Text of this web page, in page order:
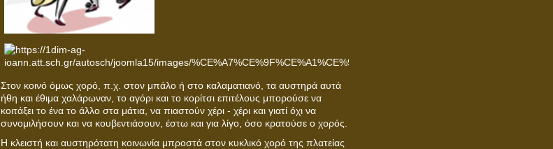
Στον κοινό όμως χορό, π.χ. στον μπάλο ή στο καλαματιανό, τα αυστηρά αυτά
ήθη και έθιμα χαλάρωναν, το αγόρι και το κορίτσι επιτέλους μπορούσε να
κοιτάξει το ένα το άλλο στα μάτια, να πιαστούν χέρι - χέρι και γιατί όχι να
συνομιλήσουν και να κουβεντιάσουν, έστω και για λίγο, όσο κρατούσε ο χορός.
Η κλειστή και αυστηρότατη κοινωνία μπροστά στον κυκλικό χορό της πλατείας